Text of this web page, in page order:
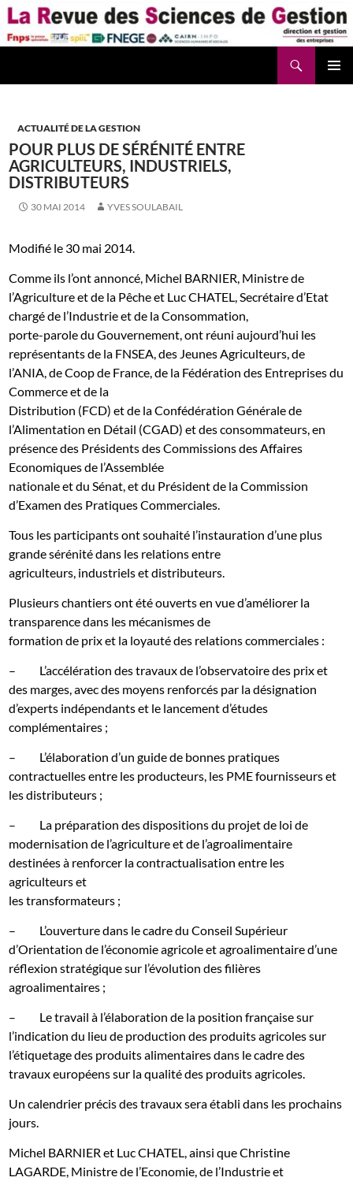
Aller
au
contenu
ACTUALITÉ DE LA GESTION
POUR PLUS DE SÉRÉNITÉ ENTRE
AGRICULTEURS, INDUSTRIELS,
DISTRIBUTEURS
30 MAI 2014 YVES SOULABAIL
Modifié le 30 mai 2014.
Comme ils l’ont annoncé, Michel BARNIER, Ministre de
l’Agriculture et de la Pêche et Luc CHATEL, Secrétaire d’Etat
chargé de l’Industrie et de la Consommation,
porte-parole du Gouvernement, ont réuni aujourd’hui les
représentants de la FNSEA, des Jeunes Agriculteurs, de
l’ANIA, de Coop de France, de la Fédération des Entreprises du
Commerce et de la
Distribution (FCD) et de la Confédération Générale de
l’Alimentation en Détail (CGAD) et des consommateurs, en
présence des Présidents des Commissions des Affaires
Economiques de l’Assemblée
nationale et du Sénat, et du Président de la Commission
d’Examen des Pratiques Commerciales.
Tous les participants ont souhaité l’instauration d’une plus
grande sérénité dans les relations entre
agriculteurs, industriels et distributeurs.
Plusieurs chantiers ont été ouverts en vue d’améliorer la
transparence dans les mécanismes de
formation de prix et la loyauté des relations commerciales :
–
L’accélération des travaux de l’observatoire des prix et
des marges, avec des moyens renforcés par la désignation
d’experts indépendants et le lancement d’études
complémentaires ;
–
L’élaboration d’un guide de bonnes pratiques
contractuelles entre les producteurs, les PME fournisseurs et
les distributeurs ;
–
La préparation des dispositions du projet de loi de
modernisation de l’agriculture et de l’agroalimentaire
destinées à renforcer la contractualisation entre les
agriculteurs et
les transformateurs ;
–
L’ouverture dans le cadre du Conseil Supérieur
d’Orientation de l’économie agricole et agroalimentaire d’une
réflexion stratégique sur l’évolution des filières
agroalimentaires ;
–
Le travail à l’élaboration de la position française sur
l’indication du lieu de production des produits agricoles sur
l’étiquetage des produits alimentaires dans le cadre des
travaux européens sur la qualité des produits agricoles.
Un calendrier précis des travaux sera établi dans les prochains
jours.
Michel BARNIER et Luc CHATEL, ainsi que Christine
LAGARDE, Ministre de l’Economie, de l’Industrie et